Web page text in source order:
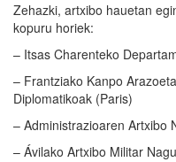
Zehazki, artxibo hauetan
kopuru horiek:
– Itsas Charenteko
– Frantziako Kanpo
Diplomatikoak (Paris)
– Administrazioaren Artxibo
– Ávilako Artxibo Militar